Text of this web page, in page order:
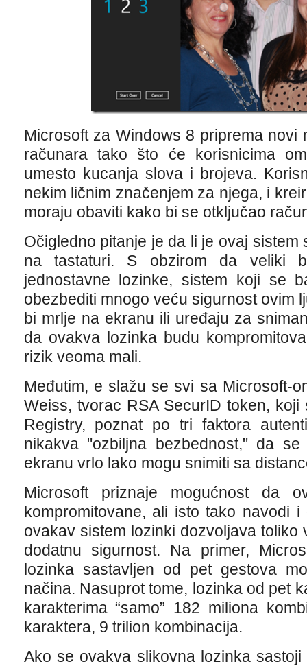
Microsoft za Windows 8 priprema novi
računara tako što će korisnicima
umesto kucanja slova i brojeva.
nekim ličnim značenjem za njega, i
moraju obaviti kako bi se otključao
Očigledno pitanje je da li je ovaj
na tastaturi. S obzirom da veliki
jednostavne lozinke, sistem koji se
obezbediti mnogo veću sigurnost ovim
bi mrlje na ekranu ili uređaju za
da ovakva lozinka budu
rizik veoma mali.
Međutim, e slažu se svi sa Microsoft-
Weiss, tvorac RSA SecurID token,
Registry, poznat po tri faktora
nikakva "ozbiljna bezbednost," da
ekranu vrlo lako mogu snimiti sa
Microsoft priznaje mogućnost da
kompromitovane, ali isto tako navodi
ovakav sistem lozinki dozvoljava
dodatnu sigurnost. Na primer,
lozinka sastavljen od pet gestova
načina. Nasuprot tome, lozinka od pet
karakterima “samo” 182 miliona
karaktera, 9 trilion kombinacija.
Ako se ovakva slikovna lozinka